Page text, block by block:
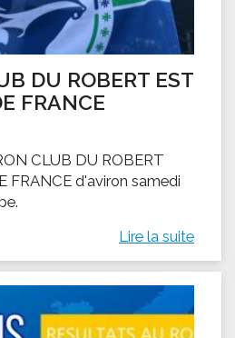
DU ROBERT EST
FRANCE
CLUB DU ROBERT
FRANCE d'aviron samedi
Lire la suite